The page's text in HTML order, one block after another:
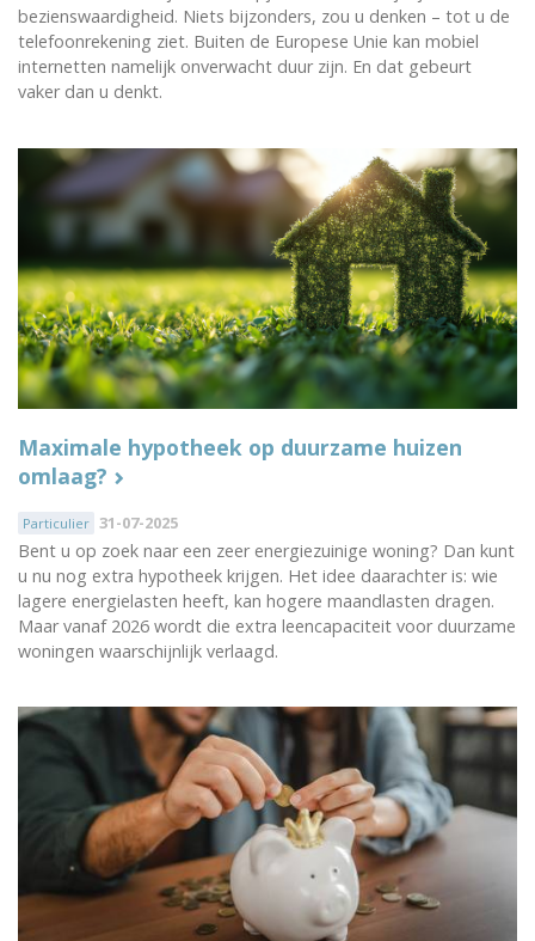
bezienswaardigheid. Niets bijzonders, zou u denken – tot u de
telefoonrekening ziet. Buiten de Europese Unie kan mobiel
internetten namelijk onverwacht duur zijn. En dat gebeurt
vaker dan u denkt.
Maximale hypotheek op duurzame huizen
omlaag?
Particulier 31-07-2025
Bent u op zoek naar een zeer energiezuinige woning? Dan kunt
u nu nog extra hypotheek krijgen. Het idee daarachter is: wie
lagere energielasten heeft, kan hogere maandlasten dragen.
Maar vanaf 2026 wordt die extra leencapaciteit voor duurzame
woningen waarschijnlijk verlaagd.